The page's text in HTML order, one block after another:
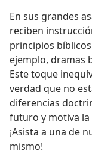
En sus grandes
reciben
principios
ejemplo, dramas
Este toque
verdad que no
diferencias
futuro y motiva la
¡Asista a una de
mismo!